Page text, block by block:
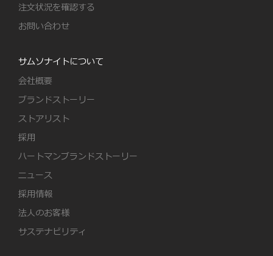
注文状況を確認する
お問い合わせ
サムソナイトについて
会社概要
ブランドストーリー
ストアリスト
採用
ハートマンブランドストーリー
ニュース
採用情報
法人のお客様
サステナビリティ